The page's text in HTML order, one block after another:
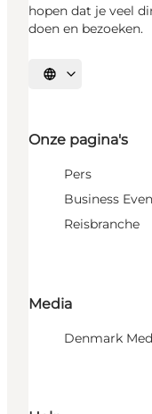
hopen dat je veel
doen en bezoeken.
Selecteer taal
Onze pagina's
Pers
Business
Reisbranche
Media
Denmark